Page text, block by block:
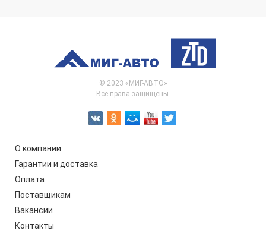
© 2023 «МИГ-АВТО»
Все права защищены.
О компании
Гарантии и доставка
Оплата
Поставщикам
Вакансии
Контакты